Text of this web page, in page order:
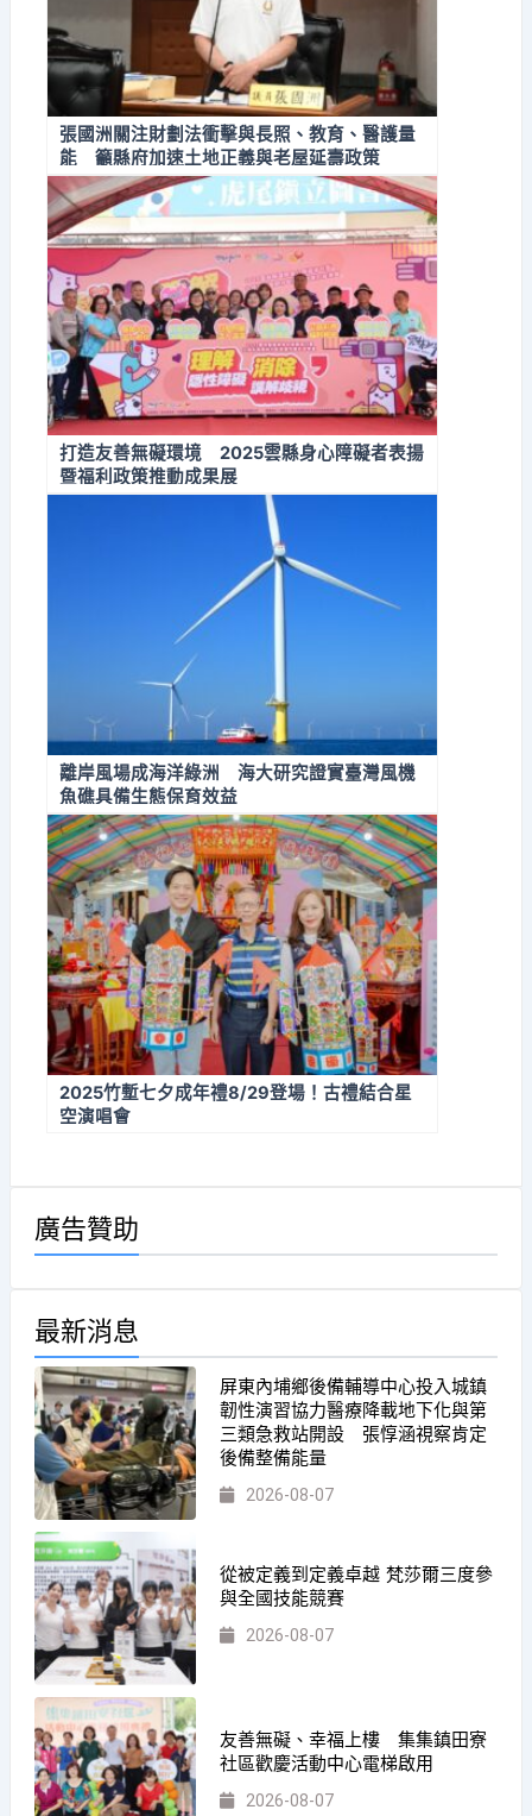
張國洲關注財劃法衝擊與長照、教育、醫護量
能 籲縣府加速土地正義與老屋延壽政策
打造友善無礙環境 2025雲縣身心障礙者表揚
暨福利政策推動成果展
離岸風場成海洋綠洲 海大研究證實臺灣風機
魚礁具備生態保育效益
2025竹塹七夕成年禮8/29登場！古禮結合星
空演唱會
廣告贊助
最新消息
屏東內埔鄉後備輔導中心投入城鎮
韌性演習協力醫療降載地下化與第
三類急救站開設 張惇涵視察肯定
後備整備能量
2026-08-07
從被定義到定義卓越 梵莎爾三度參
與全國技能競賽
2026-08-07
友善無礙、幸福上樓 集集鎮田寮
社區歡慶活動中心電梯啟用
2026-08-07